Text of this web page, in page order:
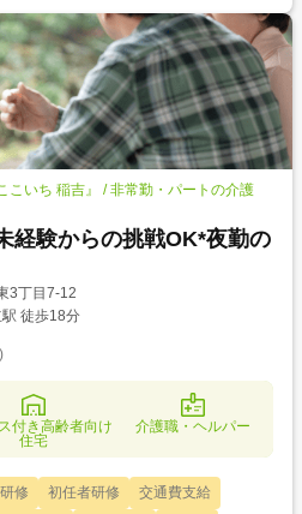
こいち 稲吉』 / 非常勤・パートの介護
経験からの挑戦OK*夜勤の
3丁目7-12
徒歩18分
付き高齢者向け
住宅
介護職・ヘルパー
修 初任者研修 交通費支給